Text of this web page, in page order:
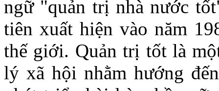
ngữ "quản trị nhà nước
tiên xuất hiện vào năm
thế giới. Quản trị tốt là
lý xã hội nhằm hướng